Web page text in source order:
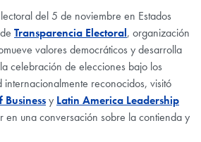
del 5 de noviembre en Estados
Transparencia Electoral, organización
valores democráticos y desarrolla
celebración de elecciones bajo los
reconocidos, visitó
y Latin America Leadership
en una conversación sobre la contienda y